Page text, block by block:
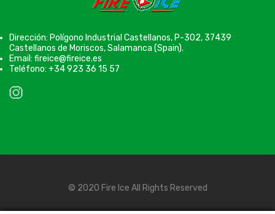
Dirección: Polígono Industrial Castellanos, P-302, 37439
Castellanos de Moriscos, Salamanca (Spain).
Email: fireice@fireice.es
Teléfono: +34 923 36 15 57
© 2020 Fire Ice All Rights Reserved